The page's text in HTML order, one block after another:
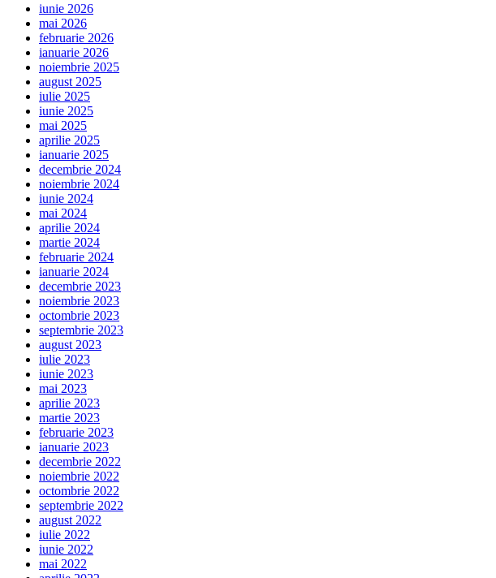
iunie 2026
mai 2026
februarie 2026
ianuarie 2026
noiembrie 2025
august 2025
iulie 2025
iunie 2025
mai 2025
aprilie 2025
ianuarie 2025
decembrie 2024
noiembrie 2024
iunie 2024
mai 2024
aprilie 2024
martie 2024
februarie 2024
ianuarie 2024
decembrie 2023
noiembrie 2023
octombrie 2023
septembrie 2023
august 2023
iulie 2023
iunie 2023
mai 2023
aprilie 2023
martie 2023
februarie 2023
ianuarie 2023
decembrie 2022
noiembrie 2022
octombrie 2022
septembrie 2022
august 2022
iulie 2022
iunie 2022
mai 2022